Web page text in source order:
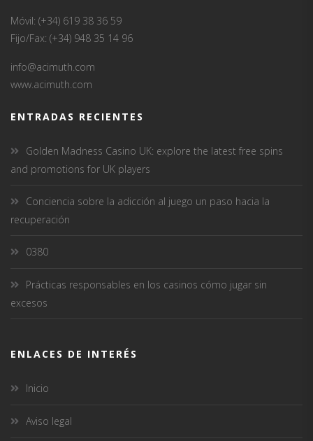
Móvil: (+34) 619 38 36 59
Fijo/Fax: (+34) 948 35 14 96
info@acimuth.com
www.acimuth.com
ENTRADAS RECIENTES
Golden Madness Casino UK: explore the latest free spins
and promotions for UK players
Conciencia sobre la adicción al juego un paso hacia la
recuperación
0380
Prácticas responsables en los casinos cómo jugar sin
excesos
ENLACES DE INTERÉS
Inicio
Aviso legal